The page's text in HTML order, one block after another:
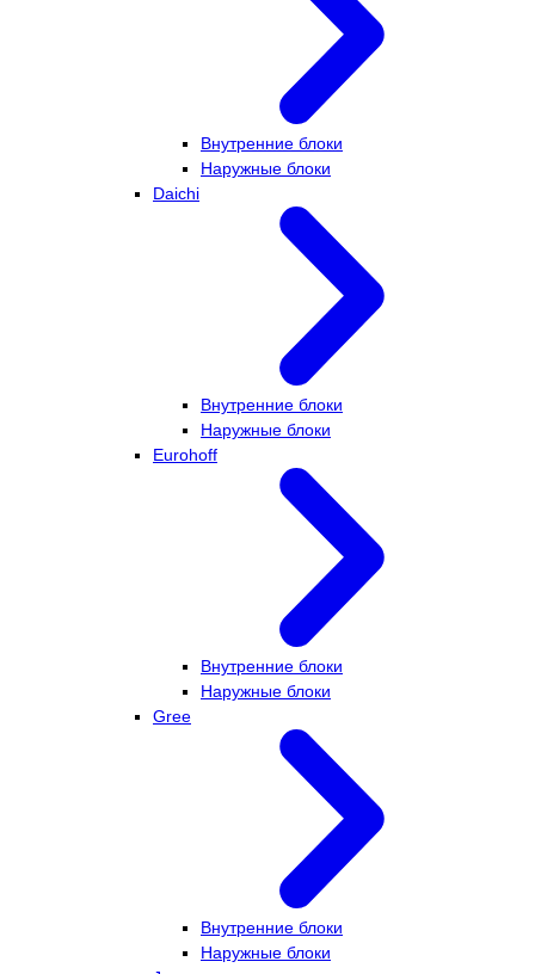
Внутренние блоки
Наружные блоки
Daichi
Внутренние блоки
Наружные блоки
Eurohoff
Внутренние блоки
Наружные блоки
Gree
Внутренние блоки
Наружные блоки